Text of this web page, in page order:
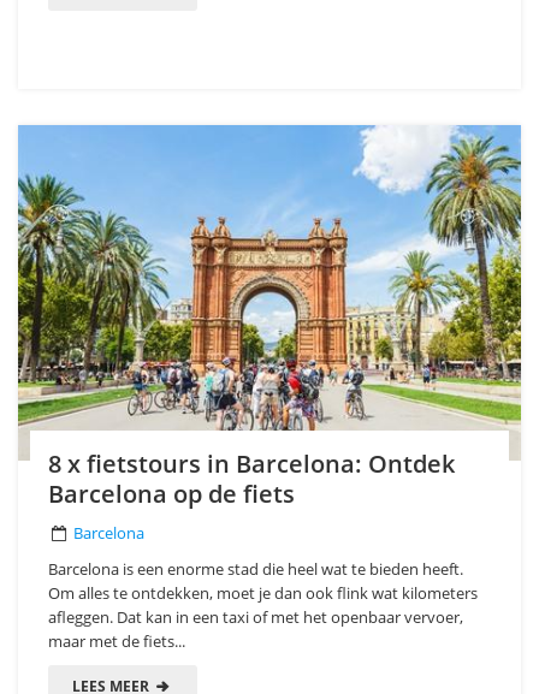
8 x fietstours in Barcelona: Ontdek
Barcelona op de fiets
Barcelona
Barcelona is een enorme stad die heel wat te bieden heeft.
Om alles te ontdekken, moet je dan ook flink wat kilometers
afleggen. Dat kan in een taxi of met het openbaar vervoer,
maar met de fiets...
LEES MEER